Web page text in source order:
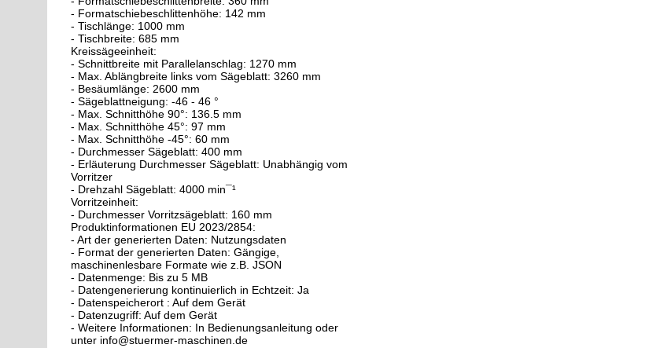
- Formatschiebeschlittenhöhe: 142 mm
- Tischlänge: 1000 mm
- Tischbreite: 685 mm
Kreissägeeinheit:
- Schnittbreite mit Parallelanschlag: 1270 mm
- Max. Ablängbreite links vom Sägeblatt: 3260 mm
- Besäumlänge: 2600 mm
- Sägeblattneigung: -46 - 46 °
- Max. Schnitthöhe 90°: 136.5 mm
- Max. Schnitthöhe 45°: 97 mm
- Max. Schnitthöhe -45°: 60 mm
- Durchmesser Sägeblatt: 400 mm
- Erläuterung Durchmesser Sägeblatt: Unabhängig vom
Vorritzer
- Drehzahl Sägeblatt: 4000 min¯¹
Vorritzeinheit:
- Durchmesser Vorritzsägeblatt: 160 mm
Produktinformationen EU 2023/2854:
- Art der generierten Daten: Nutzungsdaten
- Format der generierten Daten: Gängige,
maschinenlesbare Formate wie z.B. JSON
- Datenmenge: Bis zu 5 MB
- Datengenerierung kontinuierlich in Echtzeit: Ja
- Datenspeicherort : Auf dem Gerät
- Datenzugriff: Auf dem Gerät
- Weitere Informationen: In Bedienungsanleitung oder
unter info@stuermer-maschinen.de